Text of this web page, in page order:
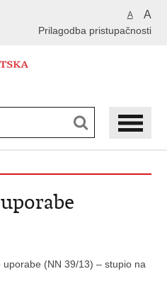
A A
Prilagodba pristupačnosti
uporabe (NN39/13) – stupio na